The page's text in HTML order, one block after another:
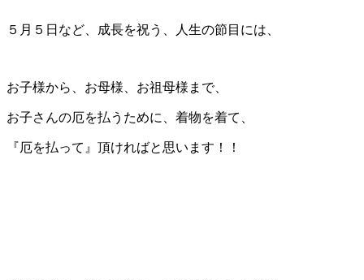
５月５日など、成長を祝う、人生の節目には、
お子様から、お母様、お祖母様まで、
お子さんの厄を払うために、着物を着て、
『厄を払って』頂ければと思います！！